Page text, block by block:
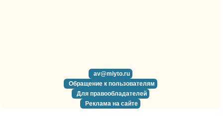
av@miyto.ru
Обращение к пользователям
Для правообладателей
Реклама на сайте